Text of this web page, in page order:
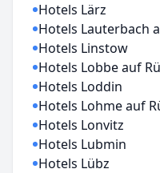
Hotels Lärz
Hotels Lauterbach
Hotels Linstow
Hotels Lobbe auf
Hotels Loddin
Hotels Lohme auf
Hotels Lonvitz
Hotels Lubmin
Hotels Lübz